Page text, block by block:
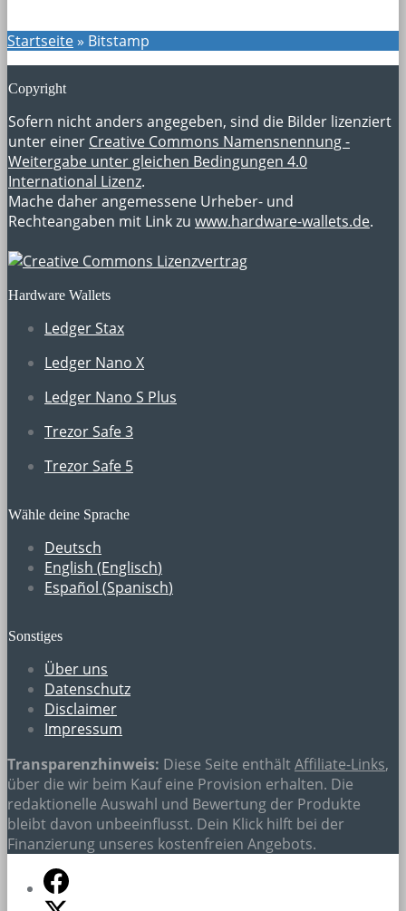
Startseite» Bitstamp
Copyright
Sofern nicht anders angegeben, sind die Bilder lizenziert
unter einer Creative Commons Namensnennung -
Weitergabe unter gleichen Bedingungen 4.0
International Lizenz.
Mache daher angemessene Urheber- und
Rechteangaben mit Link zu www.hardware-wallets.de.
Hardware Wallets
Ledger Stax
Ledger Nano X
Ledger Nano S Plus
Trezor Safe 3
Trezor Safe 5
Wähle deine Sprache
Deutsch
English (Englisch)
Español (Spanisch)
Sonstiges
Über uns
Datenschutz
Disclaimer
Impressum
Transparenzhinweis: Diese Seite enthältAffiliate-Links,
über die wir beim Kauf eine Provision erhalten. Die
redaktionelle Auswahl und Bewertung der Produkte
bleibt davon unbeeinflusst. Dein Klick hilft bei der
Finanzierung unseres kostenfreien Angebots.